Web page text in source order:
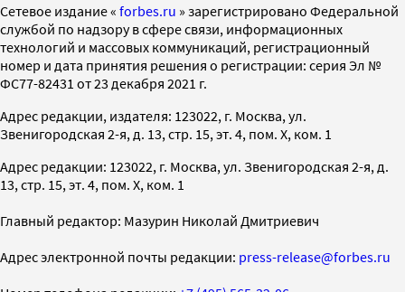
Cетевое издание « forbes.ru » зарегистрировано Федеральной
службой по надзору в сфере связи, информационных
технологий и массовых коммуникаций, регистрационный
номер и дата принятия решения о регистрации: серия Эл №
ФС77-82431 от 23 декабря 2021 г.
Адрес редакции, издателя: 123022, г. Москва, ул.
Звенигородская 2-я, д. 13, стр. 15, эт. 4, пом. X, ком. 1
Адрес редакции: 123022, г. Москва, ул. Звенигородская 2-я, д.
13, стр. 15, эт. 4, пом. X, ком. 1
Главный редактор: Мазурин Николай Дмитриевич
Адрес электронной почты редакции: press-release@forbes.ru